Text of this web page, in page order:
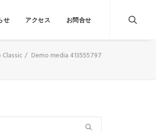
せ アクセス お問合せ
Demo media 413555797